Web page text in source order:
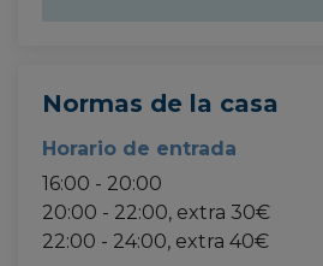
Normas de la casa
Horario de entrada
16:00 - 20:00
20:00 - 22:00, extra 30€
22:00 - 24:00, extra 40€